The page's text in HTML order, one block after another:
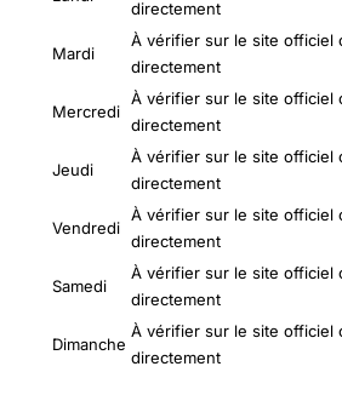
directement
Mardi
À vérifier sur le site officiel
directement
Mercredi
À vérifier sur le site officiel
directement
Jeudi
À vérifier sur le site officiel
directement
Vendredi
À vérifier sur le site officiel
directement
Samedi
À vérifier sur le site officiel
directement
Dimanche
À vérifier sur le site officiel
directement